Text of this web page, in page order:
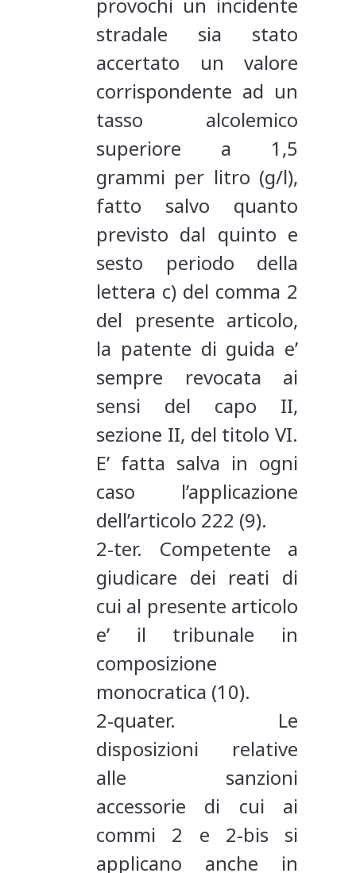
provochi un incidente
stradale sia stato
accertato un valore
corrispondente ad un
tasso alcolemico
superiore a 1,5
grammi per litro (g/l),
fatto salvo quanto
previsto dal quinto e
sesto periodo della
lettera c) del comma 2
del presente articolo,
la patente di guida e’
sempre revocata ai
sensi del capo II,
sezione II, del titolo VI.
E’ fatta salva in ogni
caso l’applicazione
dell’articolo 222 (9).
2-ter. Competente a
giudicare dei reati di
cui al presente articolo
e’ il tribunale in
composizione
monocratica (10).
2-quater. Le
disposizioni relative
alle sanzioni
accessorie di cui ai
commi 2 e 2-bis si
applicano anche in